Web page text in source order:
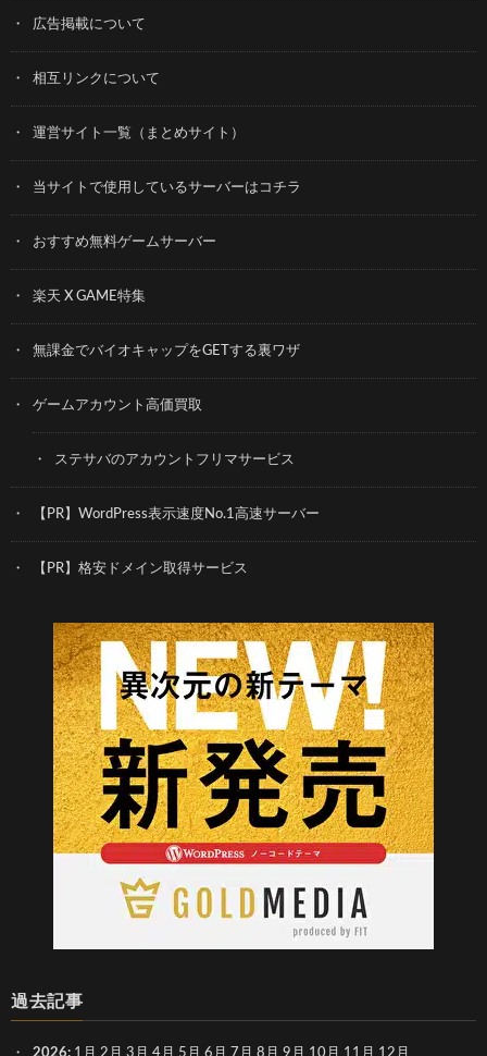
広告掲載について
相互リンクについて
運営サイト一覧（まとめサイト）
当サイトで使用しているサーバーはコチラ
おすすめ無料ゲームサーバー
楽天 X GAME特集
無課金でバイオキャップをGETする裏ワザ
ゲームアカウント高価買取
ステサバのアカウントフリマサービス
【PR】WordPress表示速度No.1高速サーバー
【PR】格安ドメイン取得サービス
過去記事